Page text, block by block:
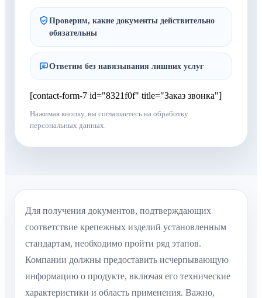
Проверим, какие документы действительно
обязательны
Ответим без навязывания лишних услуг
[contact-form-7 id="8321f0f" title="Заказ звонка"]
Нажимая кнопку, вы соглашаетесь на обработку
персональных данных.
Для получения документов, подтверждающих
соответствие крепежных изделий установленным
стандартам, необходимо пройти ряд этапов.
Компании должны предоставить исчерпывающую
информацию о продукте, включая его технические
характеристики и область применения. Важно,